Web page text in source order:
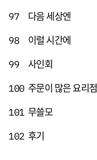
97 다음 세상엔
98 이럴 시간에
99 사인회
100 주문이 많은 요리점
101 무쓸모
102 후기